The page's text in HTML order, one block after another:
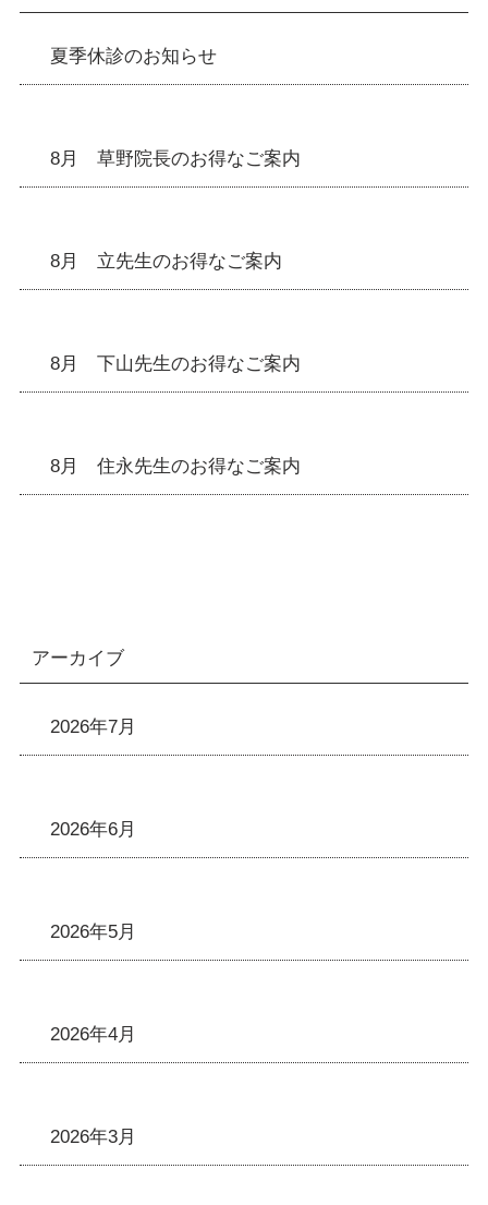
夏季休診のお知らせ
8月 草野院長のお得なご案内
8月 立先生のお得なご案内
8月 下山先生のお得なご案内
8月 住永先生のお得なご案内
アーカイブ
2026年7月
2026年6月
2026年5月
2026年4月
2026年3月